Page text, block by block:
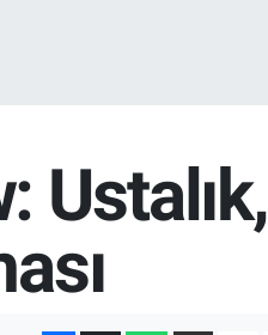
Ustalık,